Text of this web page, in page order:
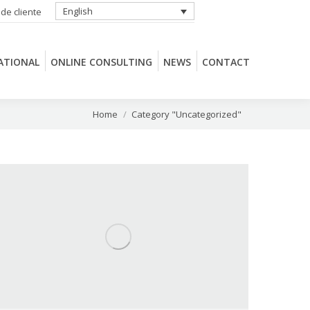
cliente English
ONLINE CONSULTING NEWS CONTACT
You are here:
Home Category "Uncategorized"